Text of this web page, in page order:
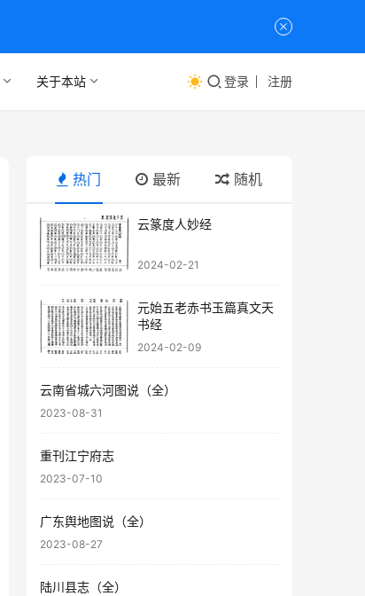
关于本站 登录 注册
热门 最新 随机
云篆度人妙经
2024-02-21
元始五老赤书玉篇真文天
书经
2024-02-09
云南省城六河图说（全）
2023-08-31
重刊江宁府志
2023-07-10
广东舆地图说（全）
2023-08-27
陆川县志（全）